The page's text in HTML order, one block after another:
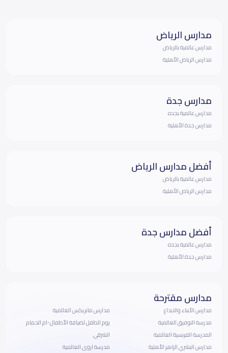
مدارس الرياض
مدارس عالمية بالرياض
مدارس الرياض الأهلية
مدارس جدة
مدارس عالمية بجده
مدارس جدة الأهلية
أفضل مدارس الرياض
مدارس عالمية بالرياض
مدارس الرياض الأهلية
أفضل مدارس جدة
مدارس عالمية بجده
مدارس جدة الأهلية
مدارس مقترحة
مدارس الأبناء والابداع
مدرسة التوفيق العالمية
المدرسة الفرنسية العالمية
مدارس البشري الزاهر الأهلية
مدارس ماتريكس العالمية
يوم الطفل لضيافة الأطفال-ام الحمام
الشرقي
مدرسة اروى العالمية